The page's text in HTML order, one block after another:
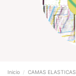
Inicio CAMAS ELASTICAS